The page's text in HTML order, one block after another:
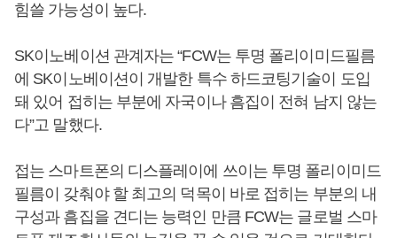
힘쓸 가능성이 높다.
SK이노베이션 관계자는 “FCW는 투명 폴리이미드필름
에 SK이노베이션이 개발한 특수 하드코팅기술이 도입
돼 있어 접히는 부분에 자국이나 흠집이 전혀 남지 않는
다”고 말했다.
접는 스마트폰의 디스플레이에 쓰이는 투명 폴리이미드
필름이 갖춰야 할 최고의 덕목이 바로 접히는 부분의 내
구성과 흠집을 견디는 능력인 만큼 FCW는 글로벌 스마